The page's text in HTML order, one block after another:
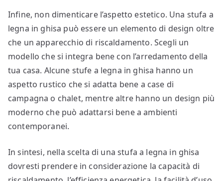
Infine, non dimenticare l’aspetto estetico. Una stufa a
legna in ghisa può essere un elemento di design oltre
che un apparecchio di riscaldamento. Scegli un
modello che si integra bene con l’arredamento della
tua casa. Alcune stufe a legna in ghisa hanno un
aspetto rustico che si adatta bene a case di
campagna o chalet, mentre altre hanno un design più
moderno che può adattarsi bene a ambienti
contemporanei.
In sintesi, nella scelta di una stufa a legna in ghisa
dovresti prendere in considerazione la capacità di